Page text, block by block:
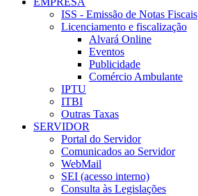
ISS - Emissão de Notas Fiscais
Licenciamento e fiscalização
Alvará Online
Eventos
Publicidade
Comércio Ambulante
IPTU
ITBI
Outras Taxas
SERVIDOR
Portal do Servidor
Comunicados ao Servidor
WebMail
SEI (acesso interno)
Consulta às Legislações